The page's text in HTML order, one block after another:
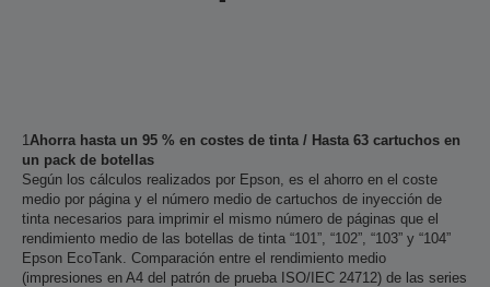
1Ahorra hasta un 95 % en costes de tinta / Hasta 63 cartuchos en
un pack de botellas
Según los cálculos realizados por Epson, es el ahorro en el coste
medio por página y el número medio de cartuchos de inyección de
tinta necesarios para imprimir el mismo número de páginas que el
rendimiento medio de las botellas de tinta “101”, “102”, “103” y “104”
Epson EcoTank. Comparación entre el rendimiento medio
(impresiones en A4 del patrón de prueba ISO/IEC 24712) de las series